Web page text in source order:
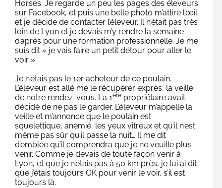
Horses. Je regarde un peu les pages des éleveurs
sur Facebook, et puis une belle photo m’attire l’œil
et je décide de contacter l’éleveur. Il n’était pas très
loin de Lyon et je devais m’y rendre la semaine
d’après pour une formation professionnelle. Je me
suis dit « je vais faire un petit détour pour aller le
voir ».
Je n’étais pas le 1er acheteur de ce poulain.
L’éleveur est allé me le récupérer exprès, la veille
de notre rendez-vous. La 1ère propriétaire avait
décidé de ne pas le garder. L’éleveur m’appelle la
veille et m’annonce que le poulain est
squelettique, anémié, les yeux vitreux et qu’il n’est
même pas sûr qu’il passe la nuit… Il me dit
d’emblée qu’il comprendra que je ne veuille plus
venir. Comme je devais de toute façon venir à
Lyon, et que je n’étais pas à 50 km près, je lui ai dit
que j’étais toujours OK pour venir le voir, s’il est
toujours là.